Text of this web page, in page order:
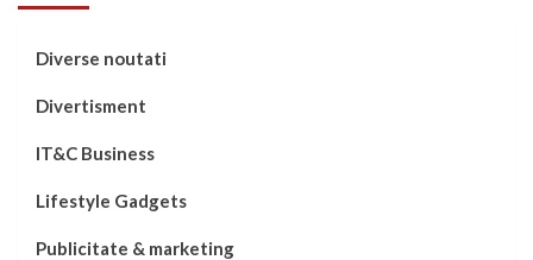
Diverse noutati
Divertisment
IT&C Business
Lifestyle Gadgets
Publicitate & marketing